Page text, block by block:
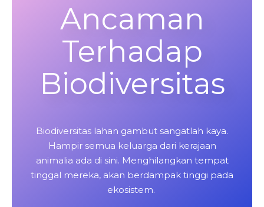
Ancaman
Terhadap
Biodiversitas
Biodiversitas lahan gambut sangatlah kaya.
Hampir semua keluarga dari kerajaan
animalia ada di sini. Menghilangkan tempat
tinggal mereka, akan berdampak tinggi pada
ekosistem.